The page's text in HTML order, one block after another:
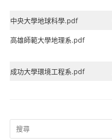
中央大學地球科學.pdf
高雄師範大學地理系.pdf
成功大學環境工程系.pdf
Search
for: